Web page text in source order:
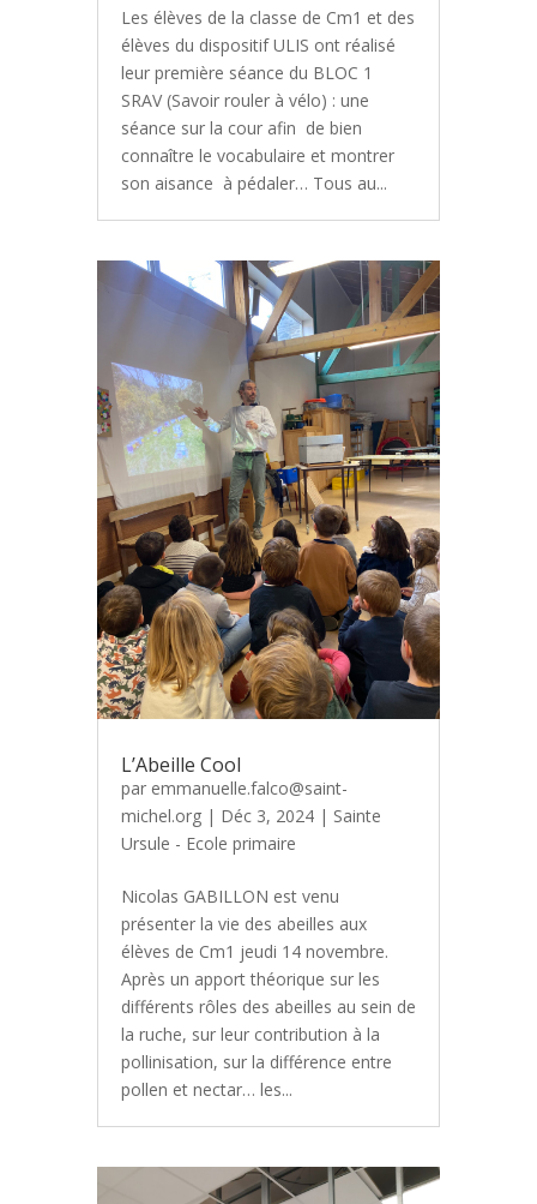
Les élèves de la classe de Cm1 et des
élèves du dispositif ULIS ont réalisé
leur première séance du BLOC 1
SRAV (Savoir rouler à vélo) : une
séance sur la cour afin de bien
connaître le vocabulaire et montrer
son aisance à pédaler… Tous au...
L’Abeille Cool
par emmanuelle.falco@saint-
michel.org| Déc 3, 2024| Sainte
Ursule - Ecole primaire
Nicolas GABILLON est venu
présenter la vie des abeilles aux
élèves de Cm1 jeudi 14 novembre.
Après un apport théorique sur les
différents rôles des abeilles au sein de
la ruche, sur leur contribution à la
pollinisation, sur la différence entre
pollen et nectar… les...